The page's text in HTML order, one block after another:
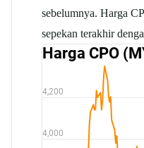
sebelumnya. Harga
sepekan terakhir